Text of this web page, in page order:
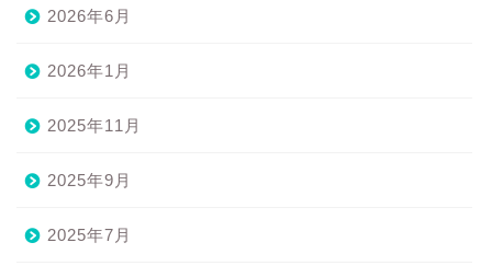
2026年6月
2026年1月
2025年11月
2025年9月
2025年7月